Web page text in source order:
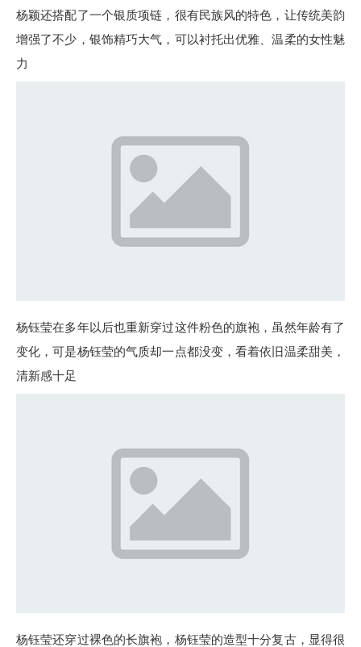
杨颖还搭配了一个银质项链，很有民族风的特色，让传统美韵
增强了不少，银饰精巧大气，可以衬托出优雅、温柔的女性魅
力
杨钰莹在多年以后也重新穿过这件粉色的旗袍，虽然年龄有了
变化，可是杨钰莹的气质却一点都没变，看着依旧温柔甜美，
清新感十足
杨钰莹还穿过裸色的长旗袍，杨钰莹的造型十分复古，显得很